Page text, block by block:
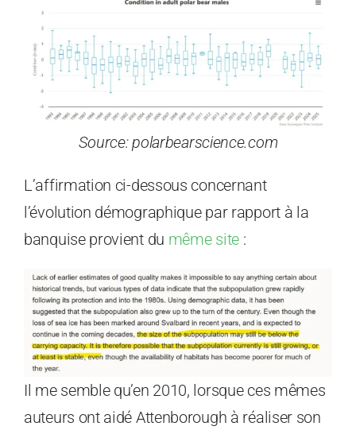
Source: polarbearscience.com
L’affirmation ci-dessous concernant
l’évolution démographique par rapport à la
banquise provient du même site :
Il me semble qu’en 2010, lorsque ces mêmes
auteurs ont aidé Attenborough à réaliser son